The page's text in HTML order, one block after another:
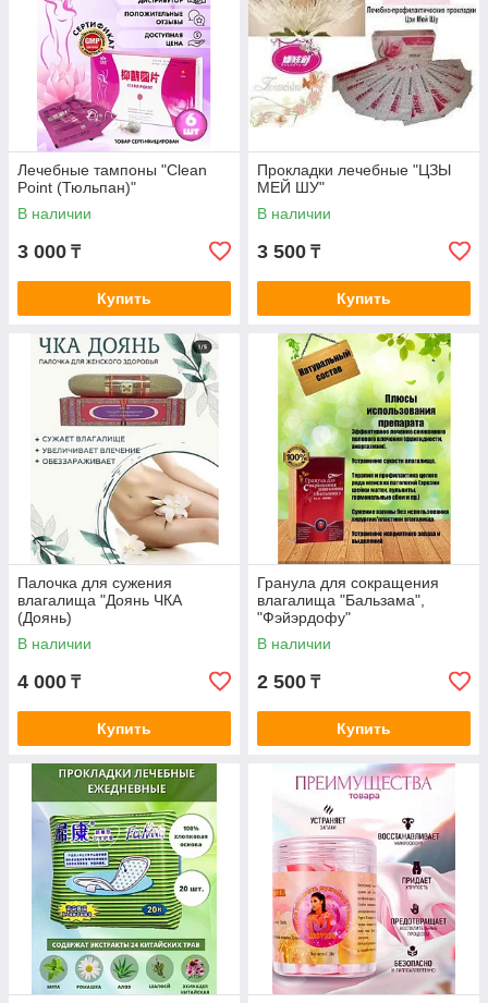
Лечебные тампоны "Clean
Point (Тюльпан)"
В наличии
3 000 ₸
Купить
Прокладки лечебные "ЦЗЫ
МЕЙ ШУ"
В наличии
3 500 ₸
Купить
Палочка для сужения
влагалища "Доянь ЧКА
(Доянь)
В наличии
4 000 ₸
Купить
Гранула для сокращения
влагалища "Бальзама",
"Фэйэрдофу"
В наличии
2 500 ₸
Купить